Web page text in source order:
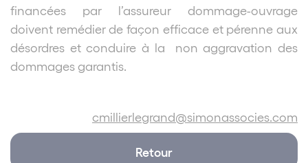
financées par l’assureur dommage-ouvrage
doivent remédier de façon efficace et pérenne aux
désordres et conduire à la non aggravation des
dommages garantis.
cmillierlegrand@simonassocies.com
Retour